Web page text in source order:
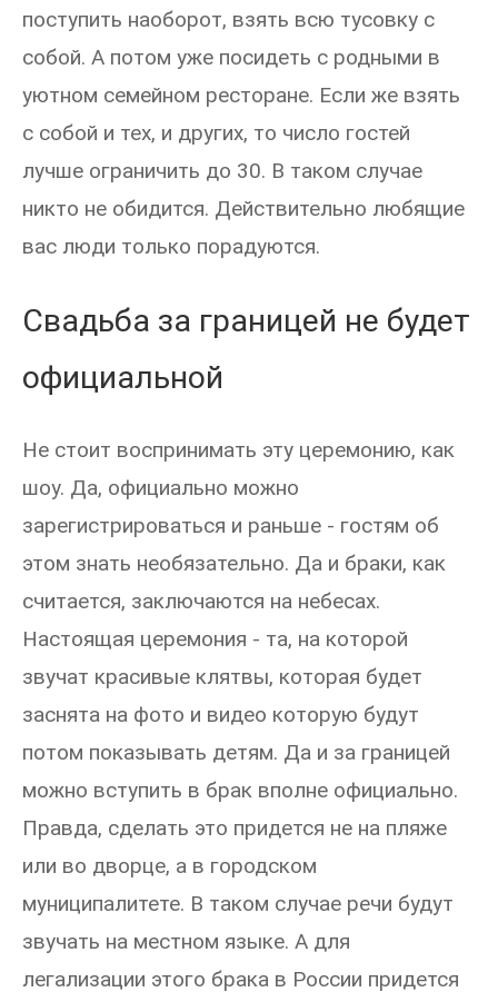
поступить наоборот, взять всю тусовку с
собой. А потом уже посидеть с родными в
уютном семейном ресторане. Если же взять
с собой и тех, и других, то число гостей
лучше ограничить до 30. В таком случае
никто не обидится. Действительно любящие
вас люди только порадуются.
Свадьба за границей не будет
официальной
Не стоит воспринимать эту церемонию, как
шоу. Да, официально можно
зарегистрироваться и раньше - гостям об
этом знать необязательно. Да и браки, как
считается, заключаются на небесах.
Настоящая церемония - та, на которой
звучат красивые клятвы, которая будет
заснята на фото и видео которую будут
потом показывать детям. Да и за границей
можно вступить в брак вполне официально.
Правда, сделать это придется не на пляже
или во дворце, а в городском
муниципалитете. В таком случае речи будут
звучать на местном языке. А для
легализации этого брака в России придется